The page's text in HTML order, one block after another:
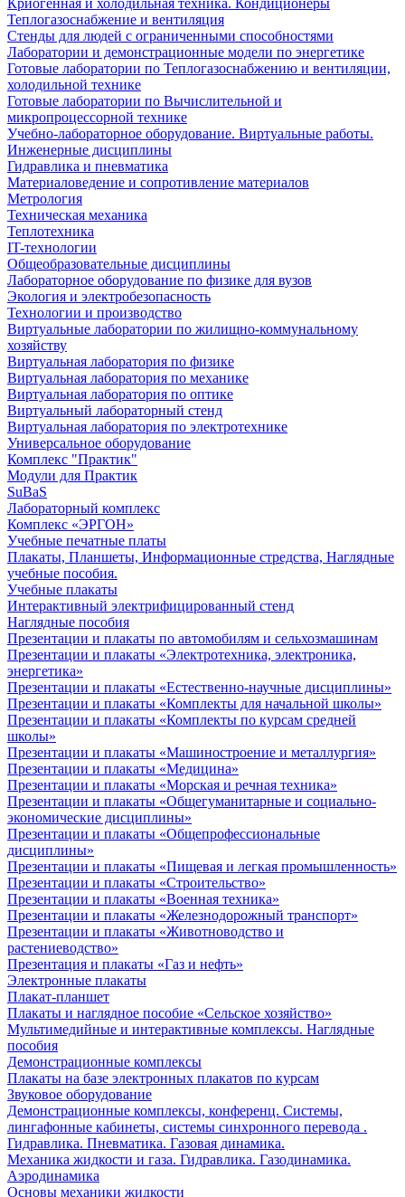
Криогенная и холодильная техника. Кондиционеры
Теплогазоснабжение и вентиляция
Стенды для людей с ограниченными способностями
Лаборатории и демонстрационные модели по энергетике
Готовые лаборатории по Теплогазоснабжению и вентиляции,
холодильной технике
Готовые лаборатории по Вычислительной и
микропроцессорной технике
Учебно-лабораторное оборудование. Виртуальные работы.
Инженерные дисциплины
Гидравлика и пневматика
Материаловедение и сопротивление материалов
Метрология
Техническая механика
Теплотехника
IT-технологии
Общеобразовательные дисциплины
Лабораторное оборудование по физике для вузов
Экология и электробезопасность
Технологии и производство
Виртуальные лаборатории по жилищно-коммунальному
хозяйству
Виртуальная лаборатория по физике
Виртуальная лаборатория по механике
Виртуальная лаборатория по оптике
Виртуальный лабораторный стенд
Виртуальная лаборатория по электротехнике
Универсальное оборудование
Комплекс "Практик"
Модули для Практик
SuBaS
Лабораторный комплекс
Комплекс «ЭРГОН»
Учебные печатные платы
Плакаты, Планшеты, Информационные стредства, Наглядные
учебные пособия.
Учебные плакаты
Интерактивный электрифицированный стенд
Наглядные пособия
Презентации и плакаты по автомобилям и сельхозмашинам
Презентации и плакаты «Электротехника, электроника,
энергетика»
Презентации и плакаты «Естественно-научные дисциплины»
Презентации и плакаты «Комплекты для начальной школы»
Презентации и плакаты «Комплекты по курсам средней
школы»
Презентации и плакаты «Машиностроение и металлургия»
Презентации и плакаты «Медицина»
Презентации и плакаты «Морская и речная техника»
Презентации и плакаты «Общегуманитарные и социально-
экономические дисциплины»
Презентации и плакаты «Общепрофессиональные
дисциплины»
Презентации и плакаты «Пищевая и легкая промышленность»
Презентации и плакаты «Строительство»
Презентации и плакаты «Военная техника»
Презентации и плакаты «Железнодорожный транспорт»
Презентации и плакаты «Животноводство и
растениеводство»
Презентация и плакаты «Газ и нефть»
Электронные плакаты
Плакат-планшет
Плакаты и наглядное пособие «Сельское хозяйство»
Мультимедийные и интерактивные комплексы. Наглядные
пособия
Демонстрационные комплексы
Плакаты на базе электронных плакатов по курсам
Звуковое оборудование
Демонстрационные комплексы, конференц. Системы,
лингафонные кабинеты, системы синхронного перевода .
Гидравлика. Пневматика. Газовая динамика.
Механика жидкости и газа. Гидравлика. Газодинамика.
Аэродинамика
Основы механики жидкости